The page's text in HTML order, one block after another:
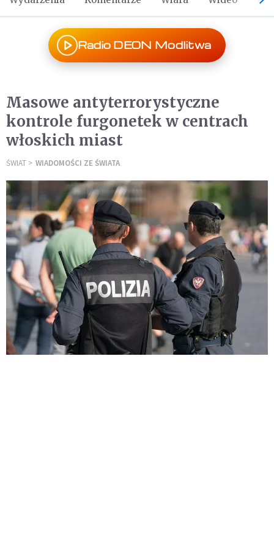
Radio DEON Modlitwa
Masowe antyterrorystyczne
kontrole furgonetek w centrach
włoskich miast
ŚWIAT WIADOMOŚCI ZE ŚWIATA